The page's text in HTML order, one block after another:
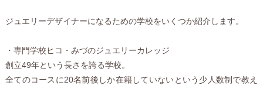
ジュエリーデザイナーになるための学校をいくつか紹介します。
・専門学校ヒコ・みづのジュエリーカレッジ
創立49年という長さを誇る学校。
全てのコースに20名前後しか在籍していないという少人数制で教え